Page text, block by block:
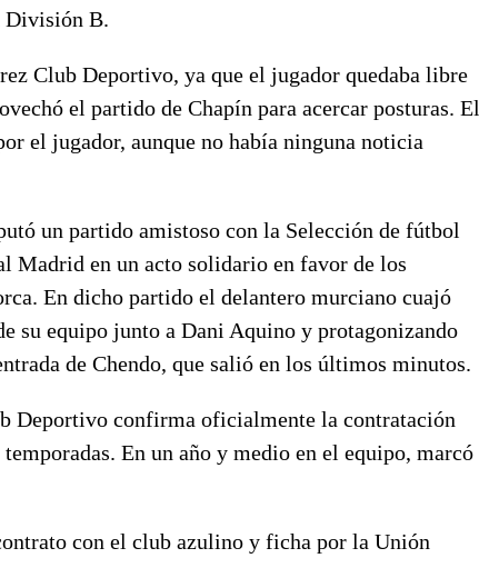
División B.
Club Deportivo, ya que el jugador quedaba libre
el partido de Chapín para acercar posturas. El
el jugador, aunque no había ninguna noticia
un partido amistoso con la Selección de fútbol
Madrid en un acto solidario en favor de los
En dicho partido el delantero murciano cuajó
su equipo junto a Dani Aquino y protagonizando
de Chendo, que salió en los últimos minutos.
Deportivo confirma oficialmente la contratación
En un año y medio en el equipo, marcó
con el club azulino y ficha por la Unión